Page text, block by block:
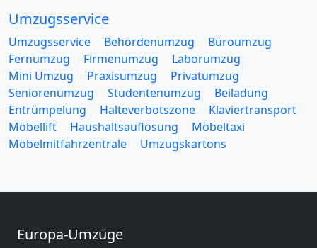
Umzugsservice
Umzugsservice Behördenumzug
Büroumzug
Fernumzug
Firmenumzug
Laborumzug
Mini Umzug
Praxisumzug
Privatumzug
Seniorenumzug
Studentenumzug
Beiladung
Entrümpelung
Halteverbotszone
Klaviertransport
Möbellift
Haushaltsauflösung
Möbeltaxi
Möbelmitfahrzentrale
Umzugskartons
Europa-Umzüge